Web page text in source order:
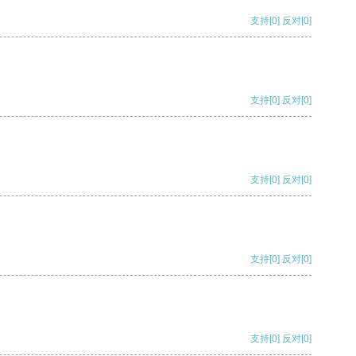
支持[0] 反对[0]
支持[0] 反对[0]
支持[0] 反对[0]
支持[0] 反对[0]
支持[0] 反对[0]